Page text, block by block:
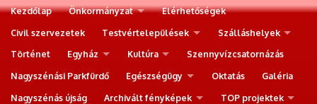
Kezdőlap Önkormányzat
Elérhetőségek
Civil szervezetek
Testvértelepülések
Szálláshelyek
Történet
Egyház Kultúra
Szennyvízcsatornázás
Nagyszénási Parkfürdő
Egészségügy Oktatás
Galéria
Nagyszénás újság
Archivált fényképek
TOP projektek